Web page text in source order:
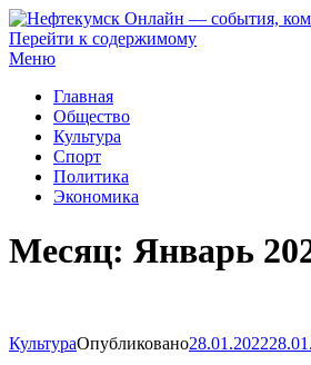
Нефтекумск Онлайн — события,
Перейти к содержимому
Меню
Главная
Общество
Культура
Спорт
Политика
Экономика
Месяц: Январь
КультураОпубликовано28.01.2022